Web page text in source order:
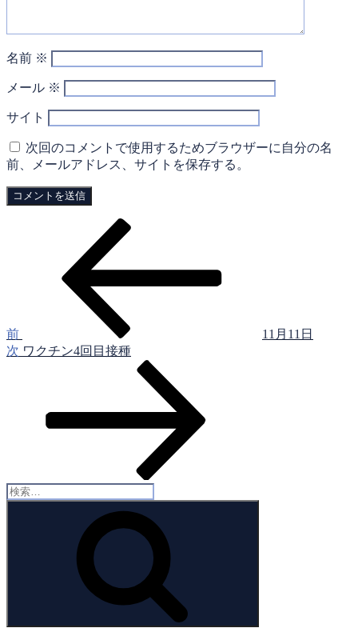
名前 ※
メール ※
サイト
次回のコメントで使用するためブラウザーに自分の名
前、メールアドレス、サイトを保存する。
ゲ
ー
前
11月11日
次
次 ワクチン4回目接種
検